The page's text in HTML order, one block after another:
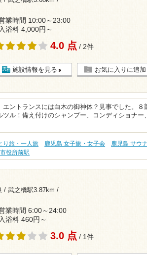
業時間 10:00～23:00
浴料 4,000円～
4.0 点 / 2件
施設情報を見る お気に入りに追加
エントランスには白木の御神体？見事でした。８
ツル！備え付けのシャンプー、コンディショナー
り旅・一人旅 鹿児島 女子旅・女子会 鹿児島 サウナ
市役所前駅
/ 武之橋駅3.87km /
業時間 6:00～24:00
浴料 460円～
3.0 点 / 1件